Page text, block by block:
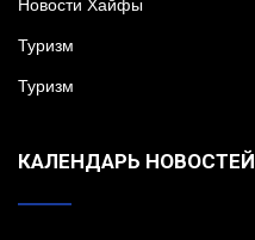
Новости Хайфы
Туризм
Туризм
КАЛЕНДАРЬ НОВОСТЕЙ